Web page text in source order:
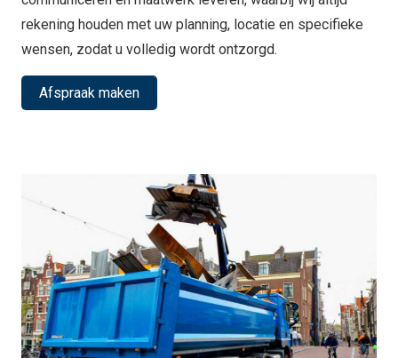
rekening houden met uw planning, locatie en specifieke
wensen, zodat u volledig wordt ontzorgd.
Afspraak maken